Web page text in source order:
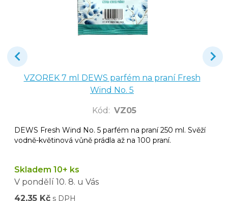
VZOREK 7 ml DEWS parfém na praní Fresh
Wind No. 5
Kód : VZ05
DEWS Fresh Wind No. 5 parfém na praní 250 ml. Svěží
vodně-květinová vůně prádla až na 100 praní.
Skladem 10+ ks
V pondělí 10. 8. u Vás
42,35 Kč s DPH